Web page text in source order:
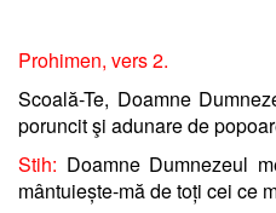
Prohimen, vers 2.
Scoală-Te, Doamne
poruncit şi adunare de
Stih: Doamne Dumnezeul
mântuiește-mă de toți cei ce